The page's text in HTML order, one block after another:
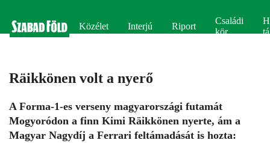
Közélet Interjú Riport
Családi
kör
Räikkönen volt a nyerő
A Forma-1-es verseny magyarországi futamát
Mogyoródon a finn Kimi Räikkönen nyerte, ám a
Magyar Nagydíj a Ferrari feltámadását is hozta: